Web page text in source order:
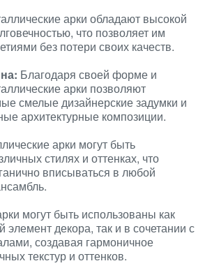
арки обладают высокой
что позволяет им
без потери своих качеств.
Благодаря своей форме и
арки позволяют
смелые дизайнерские задумки и
архитектурные композиции.
арки могут быть
стилях и оттенках, что
вписываться в любой
могут быть использованы как
элемент декора, так и в сочетании с
создавая гармоничное
текстур и оттенков.